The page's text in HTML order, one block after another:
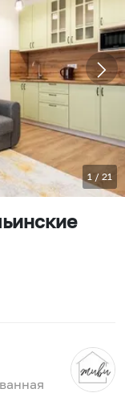
1 / 21